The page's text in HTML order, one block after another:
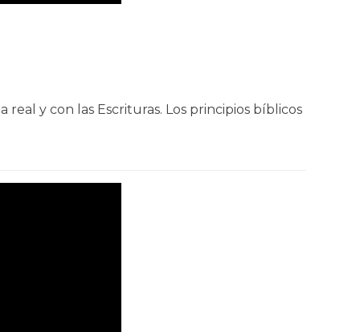
y con las Escrituras. Los principios bíblicos